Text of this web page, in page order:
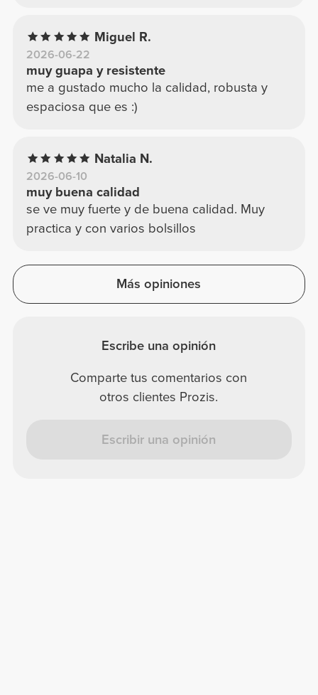
Miguel R.
2026-06-22
muy guapa y resistente
me a gustado mucho la calidad, robusta y
espaciosa que es :)
Natalia N.
2026-06-10
muy buena calidad
se ve muy fuerte y de buena calidad. Muy
practica y con varios bolsillos
Más opiniones
Escribe una opinión
Comparte tus comentarios con
otros clientes Prozis.
Escribir una opinión